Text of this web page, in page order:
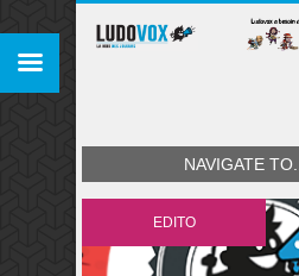
NAVIGATE TO...
EDITO